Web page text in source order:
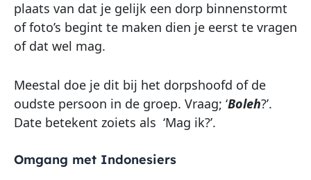
plaats van dat je gelijk een dorp binnenstormt
of foto’s begint te maken dien je eerst te vragen
of dat wel mag.
Meestal doe je dit bij het dorpshoofd of de
oudste persoon in de groep. Vraag; ‘Boleh?’.
Date betekent zoiets als ‘Mag ik?’.
Omgang met Indonesiers